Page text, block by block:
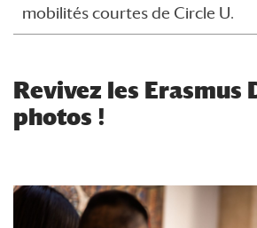
mobilités courtes de Circle U.
Revivez les Erasmus
photos !